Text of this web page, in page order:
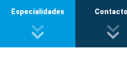
Especialidades